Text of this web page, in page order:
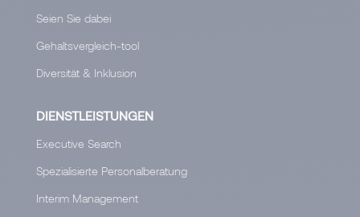
Seien Sie dabei
Gehaltsvergleich-tool
Diversität & Inklusion
DIENSTLEISTUNGEN
Executive Search
Spezialisierte Personalberatung
Interim Management